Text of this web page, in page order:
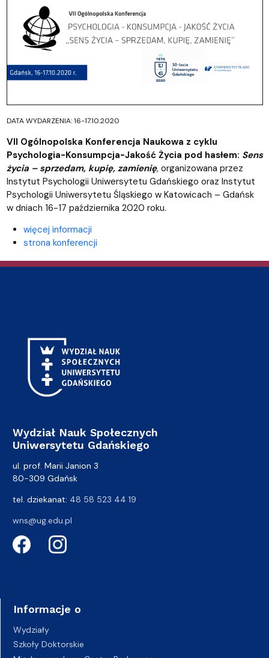
DATA WYDARZENIA: 16-17.10.2020
VII Ogólnopolska Konferencja Naukowa z cyklu
Psychologia-Konsumpcja-Jakość Życia pod hasłem: Sens
życia – sprzedam, kupię, zamienię, organizowana przez
Instytut Psychologii Uniwersytetu Gdańskiego oraz Instytut
Psychologii Uniwersytetu Śląskiego w Katowicach – Gdańsk
w dniach 16-17 października 2020 roku.
więcej informacji
strona konferencji
Wydział Nauk Społecznych
Uniwersytetu Gdańskiego
ul. prof. Marii Janion 3
80-309 Gdańsk
tel. dziekanat: 48 58 523 44 19
wns@ug.edu.pl
Informacje o
Wydziały
Szkoły Doktorskie